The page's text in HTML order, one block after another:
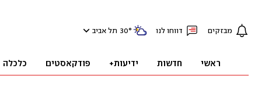
מבזקים דווחו לנו 30° תל אביב
ראשי חדשות ידיעות+ פודקאסטים כלכלה